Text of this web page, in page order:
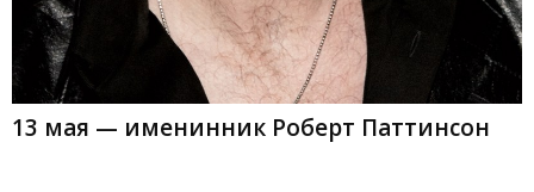
13 мая — именинник Роберт Паттинсон